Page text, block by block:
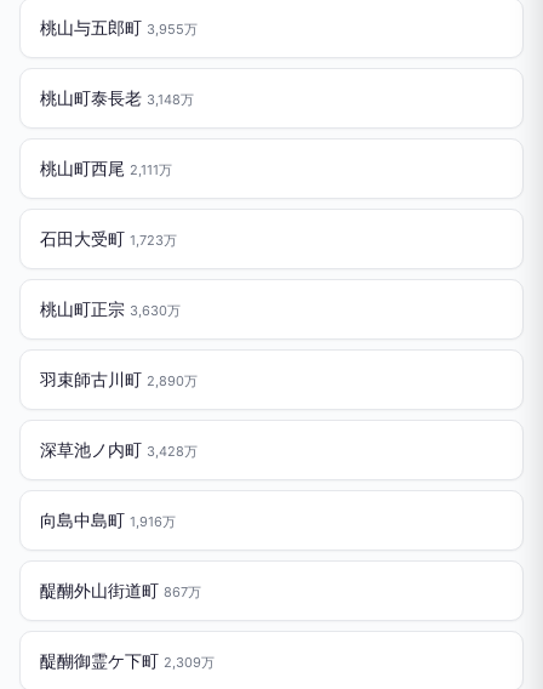
桃山与五郎町 3,955万
桃山町泰長老 3,148万
桃山町西尾 2,111万
石田大受町 1,723万
桃山町正宗 3,630万
羽束師古川町 2,890万
深草池ノ内町 3,428万
向島中島町 1,916万
醍醐外山街道町 867万
醍醐御霊ケ下町 2,309万